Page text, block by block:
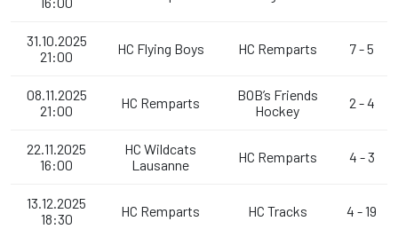
31.10.2025
21:00
HC Flying Boys HC Remparts 7 - 5
08.11.2025
21:00
HC Remparts
BOB’s Friends
Hockey
2 - 4
22.11.2025
16:00
HC Wildcats
Lausanne
HC Remparts 4 - 3
13.12.2025
18:30
HC Remparts HC Tracks 4 - 19